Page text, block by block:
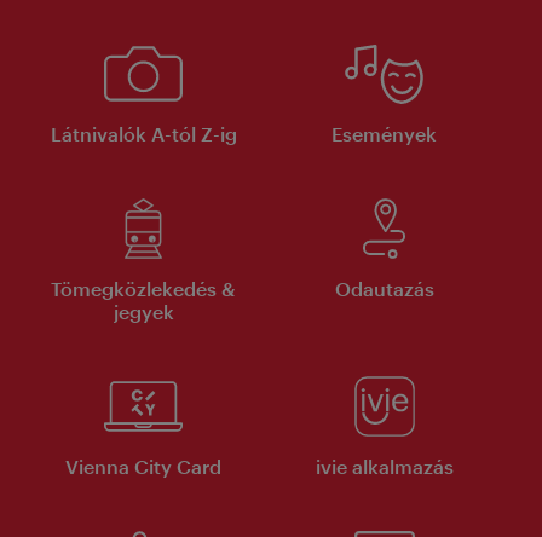
Látnivalók A-tól Z-ig Események
Tömegközlekedés &
jegyek
Odautazás
Vienna City Card ivie alkalmazás